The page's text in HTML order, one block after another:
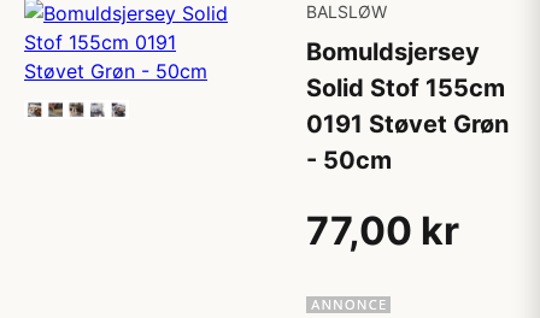
BALSLØW
Bomuldsjersey
Solid Stof 155cm
0191 Støvet Grøn
- 50cm
77,00 kr